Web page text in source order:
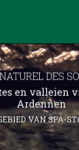
DES
en valleien
Ardennen
VAN SPA-